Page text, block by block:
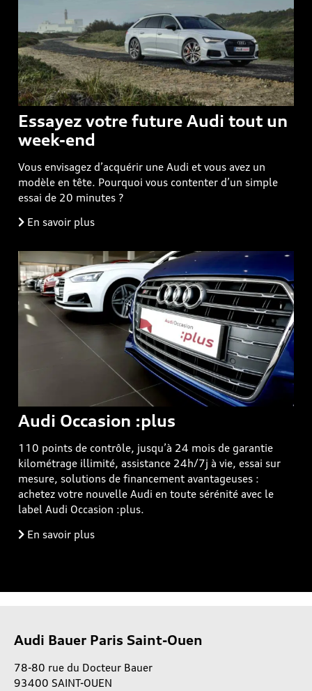
Essayez votre future Audi tout un
week-end
Vous envisagez d’acquérir une Audi et vous avez un
modèle en tête. Pourquoi vous contenter d’un simple
essai de 20 minutes ?
En savoir plus
Audi Occasion :plus
110 points de contrôle, jusqu’à 24 mois de garantie
kilométrage illimité, assistance 24h/7j à vie, essai sur
mesure, solutions de financement avantageuses :
achetez votre nouvelle Audi en toute sérénité avec le
label Audi Occasion :plus.
En savoir plus
Audi Bauer Paris Saint-Ouen
78-80 rue du Docteur Bauer
93400 SAINT-OUEN